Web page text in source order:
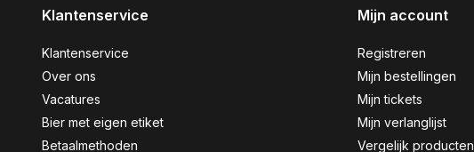
Klantenservice
Klantenservice
Over ons
Vacatures
Bier met eigen etiket
Betaalmethoden
Mijn account
Registreren
Mijn bestellingen
Mijn tickets
Mijn verlanglijst
Vergelijk producten